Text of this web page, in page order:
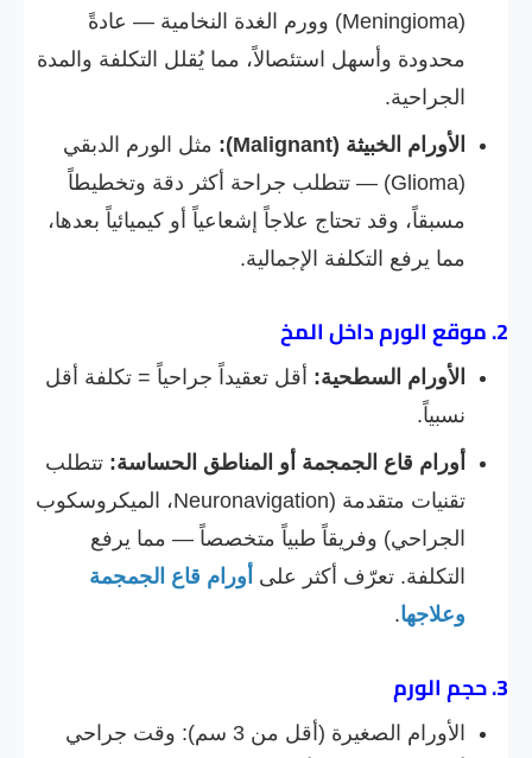
(Meningioma) وورم الغدة النخامية — عادةً
محدودة وأسهل استئصالاً، مما يُقلل التكلفة والمدة
الجراحية.
الأورام الخبيثة (Malignant):
مثل الورم الدبقي
(Glioma) — تتطلب جراحة أكثر دقة وتخطيطاً
مسبقاً، وقد تحتاج علاجاً إشعاعياً أو كيميائياً بعدها،
مما يرفع التكلفة الإجمالية.
2. موقع الورم داخل المخ
الأورام السطحية: أقل تعقيداً جراحياً = تكلفة أقل
نسبياً.
أورام قاع الجمجمة أو المناطق الحساسة: تتطلب
تقنيات متقدمة (Neuronavigation، الميكروسكوب
الجراحي) وفريقاً طبياً متخصصاً — مما يرفع
التكلفة. تعرّف أكثر على أورام قاع الجمجمة
وعلاجها.
3. حجم الورم
الأورام الصغيرة (أقل من 3 سم): وقت جراحي